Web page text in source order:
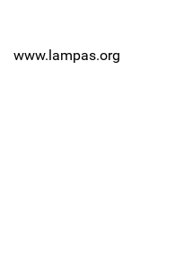
www.lampas.org